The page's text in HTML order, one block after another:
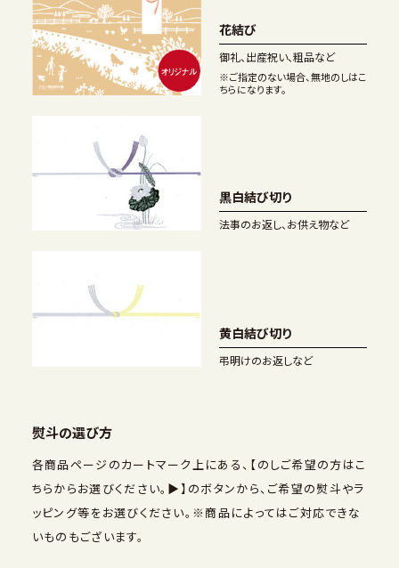
花結び
御礼、出産祝い、粗品など
※ご指定のない場合、無地のしはこ
ちらになります。
黒白結び切り
法事のお返し、お供え物など
黄白結び切り
弔明けのお返しなど
熨斗の選び方
各商品ページのカートマーク上にある、【のしご希望の方はこ
ちらからお選びください。▶】のボタンから、ご希望の熨斗やラ
ッピング等をお選びください。※商品によってはご対応できな
いものもございます。